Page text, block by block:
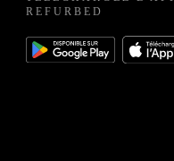
REFURBED